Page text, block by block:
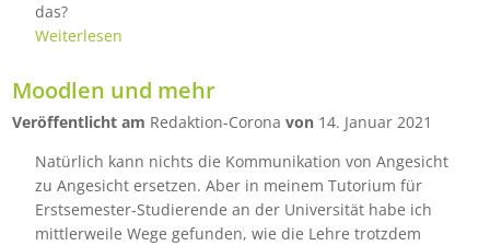
das?
Weiterlesen
Moodlen und mehr
Veröffentlicht am Redaktion-Corona von 14. Januar 2021
Natürlich kann nichts die Kommunikation von Angesicht
zu Angesicht ersetzen. Aber in meinem Tutorium für
Erstsemester-Studierende an der Universität habe ich
mittlerweile Wege gefunden, wie die Lehre trotzdem